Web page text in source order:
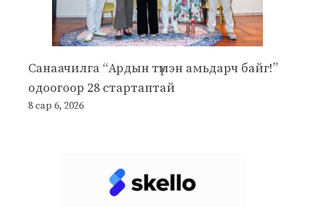
Санаачилга “Ардын түмэн амьдарч байг!”
одоогоор 28 стартаптай
8 сар 6, 2026